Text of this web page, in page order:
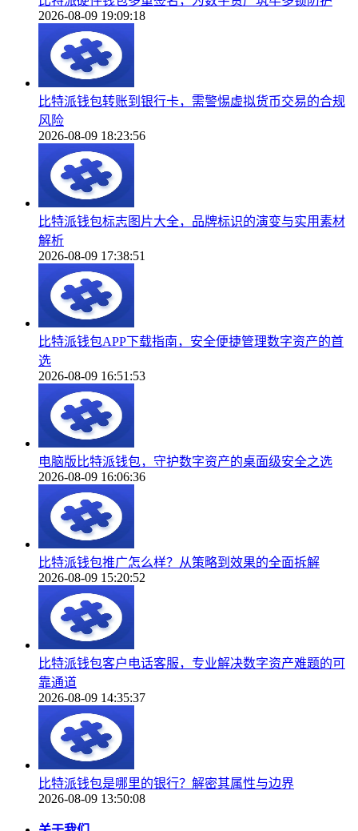
2026-08-09 19:09:18
比特派钱包转账到银行卡，需警惕虚拟货币交易的合规
风险
2026-08-09 18:23:56
比特派钱包标志图片大全，品牌标识的演变与实用素材
解析
2026-08-09 17:38:51
比特派钱包APP下载指南，安全便捷管理数字资产的首
选
2026-08-09 16:51:53
电脑版比特派钱包，守护数字资产的桌面级安全之选
2026-08-09 16:06:36
比特派钱包推广怎么样？从策略到效果的全面拆解
2026-08-09 15:20:52
比特派钱包客户电话客服，专业解决数字资产难题的可
靠通道
2026-08-09 14:35:37
比特派钱包是哪里的银行？解密其属性与边界
2026-08-09 13:50:08